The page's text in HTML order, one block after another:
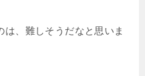
、難しそうだなと思いま